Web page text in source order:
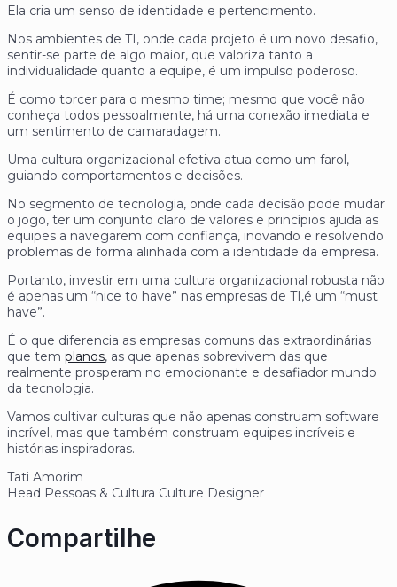
Ela cria um senso de identidade e pertencimento.
Nos ambientes de TI, onde cada projeto é um novo desafio,
sentir-se parte de algo maior, que valoriza tanto a
individualidade quanto a equipe, é um impulso poderoso.
É como torcer para o mesmo time; mesmo que você não
conheça todos pessoalmente, há uma conexão imediata e
um sentimento de camaradagem.
Uma cultura organizacional efetiva atua como um farol,
guiando comportamentos e decisões.
No segmento de tecnologia, onde cada decisão pode mudar
o jogo, ter um conjunto claro de valores e princípios ajuda as
equipes a navegarem com confiança, inovando e resolvendo
problemas de forma alinhada com a identidade da empresa.
Portanto, investir em uma cultura organizacional robusta não
é apenas um “nice to have” nas empresas de TI,é um “must
have”.
É o que diferencia as empresas comuns das extraordinárias
que tem planos, as que apenas sobrevivem das que
realmente prosperam no emocionante e desafiador mundo
da tecnologia.
Vamos cultivar culturas que não apenas construam software
incrível, mas que também construam equipes incríveis e
histórias inspiradoras.
Tati Amorim
Head Pessoas & Cultura Culture Designer
Compartilhe